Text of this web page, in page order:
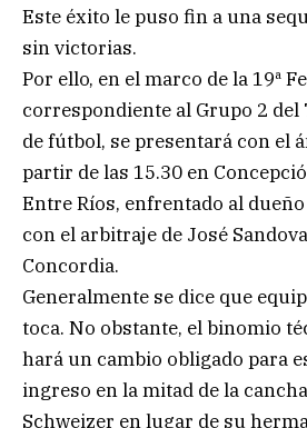
Este éxito le puso fin a una
sin victorias.
Por ello, en el marco de la 19ª
correspondiente al Grupo 2 del
de fútbol, se presentará con el
partir de las 15.30 en
Entre Ríos, enfrentado al dueño
con el arbitraje de José
Concordia.
Generalmente se dice que
toca. No obstante, el binomio
hará un cambio obligado para
ingreso en la mitad de la
Schweizer en lugar de su